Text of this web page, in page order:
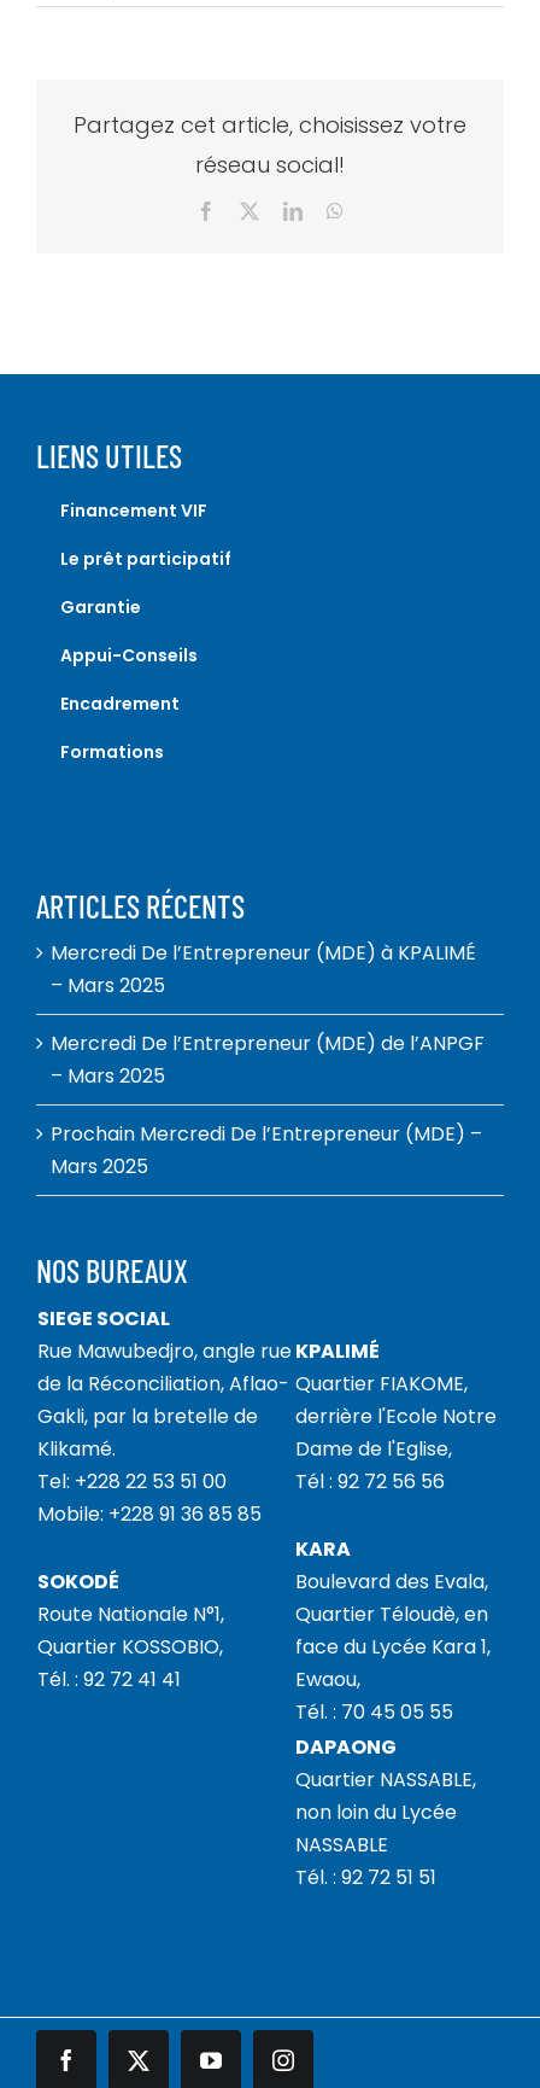
Partagez cet article, choisissez votre
réseau social!
Facebook LinkedIn
LIENS UTILES
Financement VIF
Le prêt participatif
Garantie
Appui-Conseils
Encadrement
Formations
ARTICLES RÉCENTS
Mercredi De l’Entrepreneur (MDE) à KPALIMÉ
– Mars 2025
Mercredi De l’Entrepreneur (MDE) de l’ANPGF
– Mars 2025
Prochain Mercredi De l’Entrepreneur (MDE) –
Mars 2025
NOS BUREAUX
SIEGE SOCIAL
Rue Mawubedjro, angle rue
de la Réconciliation, Aflao-
Gakli, par la bretelle de
Klikamé.
Tel: +228 22 53 51 00
Mobile: +228 91 36 85 85
KPALIMÉ
Quartier FIAKOME,
derrière l'Ecole Notre
Dame de l'Eglise,
Tél : 92 72 56 56
SOKODÉ
Route Nationale N°1,
Quartier KOSSOBIO,
Tél. : 92 72 41 41
KARA
Boulevard des Evala,
Quartier Téloudè, en
face du Lycée Kara 1,
Ewaou,
Tél. : 70 45 05 55
DAPAONG
Quartier NASSABLE,
non loin du Lycée
NASSABLE
Tél. : 92 72 51 51